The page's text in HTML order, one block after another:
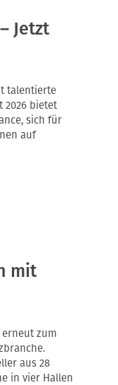
Jetzt
talentierte
2026 bietet
sich für
auf
mit
erneut zum
aus 28
in vier Hallen